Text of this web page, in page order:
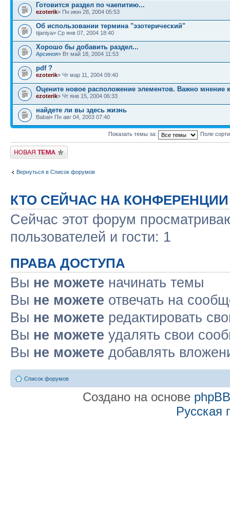
Готовится раздел по чаепитию...
ezoterik» Пн июн 28, 2004 05:53
Об использовании термина "эзотерический"
tijaniya» Ср янв 07, 2004 18:40
Хорошо бы добавить раздел...
Арсиноя» Вт май 18, 2004 11:53
pdf ?
ezoterik» Чт мар 11, 2004 09:40
Оцените новое расположение элементов. Важно мнение
ezoterik» Чт янв 15, 2004 06:33
найдете ли вы здесь жизнь
Babai» Пн авг 04, 2003 07:40
Показать темы за: Поле
Новая тема
Вернуться в Список форумов
КТО СЕЙЧАС НА КОНФЕРЕНЦИИ
Сейчас этот форум
пользователей и гости: 1
ПРАВА ДОСТУПА
Вы не можете начинать темы
Вы не можете отвечать на
Вы не можете редактировать
Вы не можете удалять свои
Вы не можете добавлять
Список форумов
Создано на основе phpBB
Русская